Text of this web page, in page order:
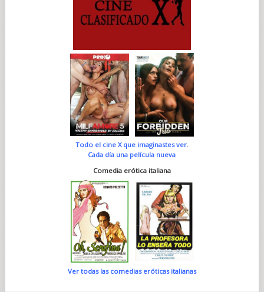
Todo el cine X que imaginastes ver.
Cada día una película nueva
Comedia erótica italiana
Ver todas las comedias eróticas italianas